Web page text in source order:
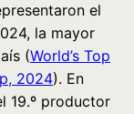
el
la mayor
(World’s Top
2024). En
19.º productor